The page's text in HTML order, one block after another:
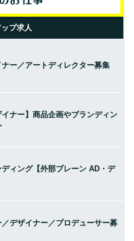
プ求人
ー／アートディレクター募集
イナー】商品企画やブランディン
ィング【外部ブレーン AD・デ
デザイナー／プロデューサー募